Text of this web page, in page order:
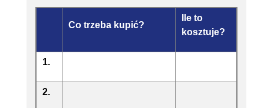
Co trzeba kupić?
Ile to
kosztuje?
1.
2.